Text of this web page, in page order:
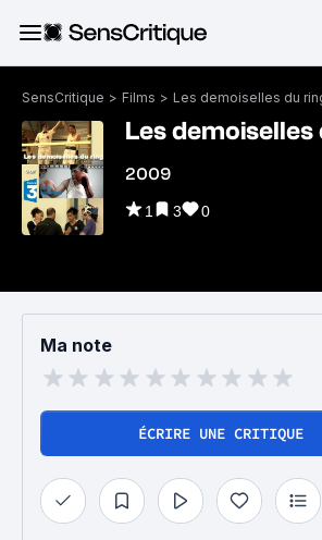
SensCritique > Films > Les demoiselles du
Les
2009
1 3 0
Ma note
ÉCRIRE UNE CRITIQUE